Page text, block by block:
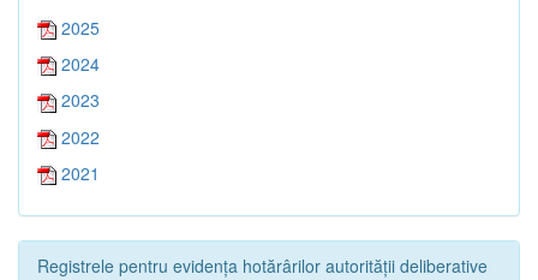
2025
2024
2023
2022
2021
Registrele pentru evidența hotărârilor autorității deliberative